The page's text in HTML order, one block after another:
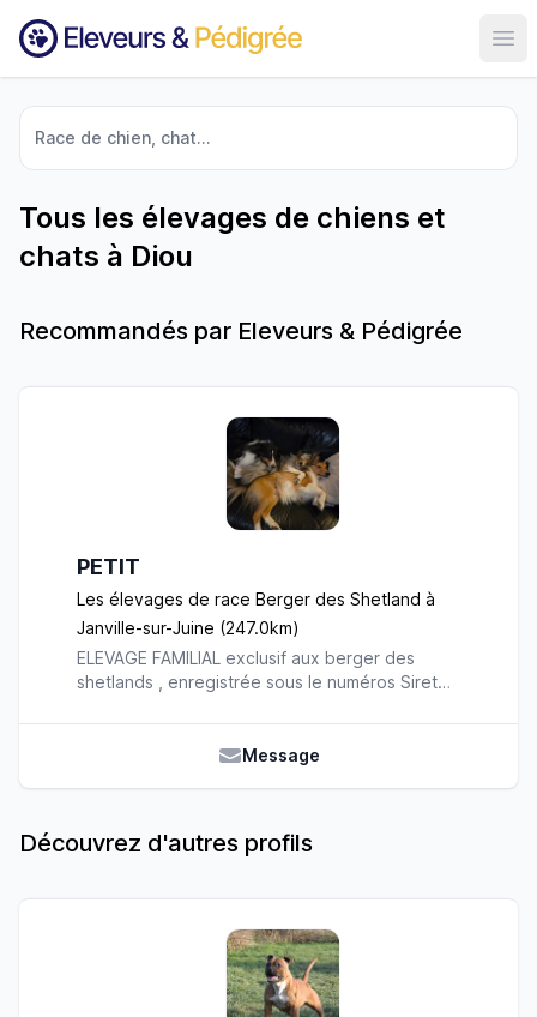
Race de chien, chat...
Tous les élevages de chiens et
chats à Diou
Recommandés par Eleveurs & Pédigrée
PETIT
Les élevages de race Berger des Shetland à
Janville-sur-Juine (247.0km)
ELEVAGE FAMILIAL exclusif aux berger des
shetlands , enregistrée sous le numéros Siret
Message
Découvrez d'autres profils